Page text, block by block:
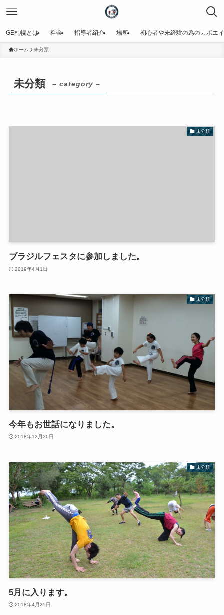
GE札幌とは 料金 指導者紹介 場所 初心者や未経験の為のカポエ
ホーム 未分類
未分類 – category –
未分類
ブラジルフェスタに参加しました。
2019年4月1日
未分類
今年もお世話になりました。
2018年12月30日
未分類
5月に入ります。
2018年4月25日